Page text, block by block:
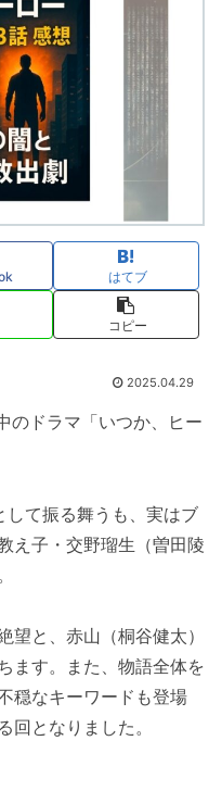
はてブ
コピー
2025.04.29
のドラマ「いつか、ヒー
て振る舞うも、実はブ
え子・交野瑠生（曽田陵
と、赤山（桐谷健太）
ます。また、物語全体を
穏なキーワードも登場
回となりました。